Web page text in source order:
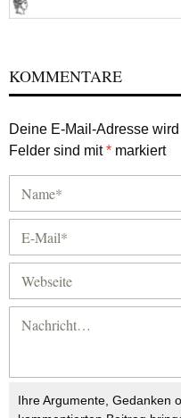
KOMMENTARE
Deine E-Mail-Adresse
Felder sind mit* markiert
Ihre Argumente, Gedanken